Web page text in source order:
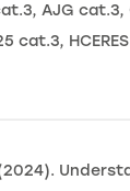
AJG cat.3,
cat.3,
(2024).